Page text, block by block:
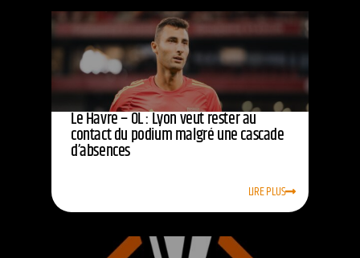
Le Havre – OL : Lyon veut rester au
contact du podium malgré une cascade
d’absences
LIRE PLUS